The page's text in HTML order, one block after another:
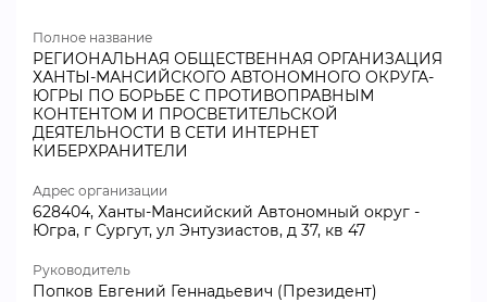
Полное название
РЕГИОНАЛЬНАЯ ОБЩЕСТВЕННАЯ ОРГАНИЗАЦИЯ
ХАНТЫ-МАНСИЙСКОГО АВТОНОМНОГО ОКРУГА-
ЮГРЫ ПО БОРЬБЕ С ПРОТИВОПРАВНЫМ
КОНТЕНТОМ И ПРОСВЕТИТЕЛЬСКОЙ
ДЕЯТЕЛЬНОСТИ В СЕТИ ИНТЕРНЕТ
КИБЕРХРАНИТЕЛИ
Адрес организации
628404, Ханты-Мансийский Автономный округ -
Югра, г Сургут, ул Энтузиастов, д 37, кв 47
Руководитель
Попков Евгений Геннадьевич (Президент)